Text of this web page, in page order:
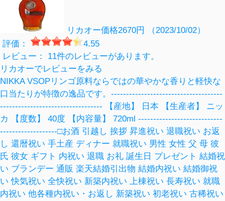
リカオー価格2670円 （2023/10/02）
評価：
4.55
レビュー： 11件のレビューがあります。
リカオーでレビューをみる
NIKKA VSOPリンゴ原料ならではの華やかな香りと軽快な
口当たりが特徴の逸品です。-------------------------------------
---------------------------------- 【産地】 日本 【生産者】 ニッ
カ 【度数】 40度 【内容量】 720ml ----------------------------
-------------------□お酒 引越し 挨拶 昇進祝い 退職祝い お返
し 還暦祝い 手土産 ディナー 就職祝い 男性 女性 父 母 彼
氏 彼女 ギフト 内祝い 退職 お礼 誕生日 プレゼント 結婚祝
い ブランデー 通販 楽天結婚引出物 結婚内祝い 結婚御祝
い 快気祝い 全快祝い 新築内祝い 上棟祝い 長寿祝い 就職
内祝い 他各種内祝い・お返し 新築祝い 初老祝い 古稀祝い